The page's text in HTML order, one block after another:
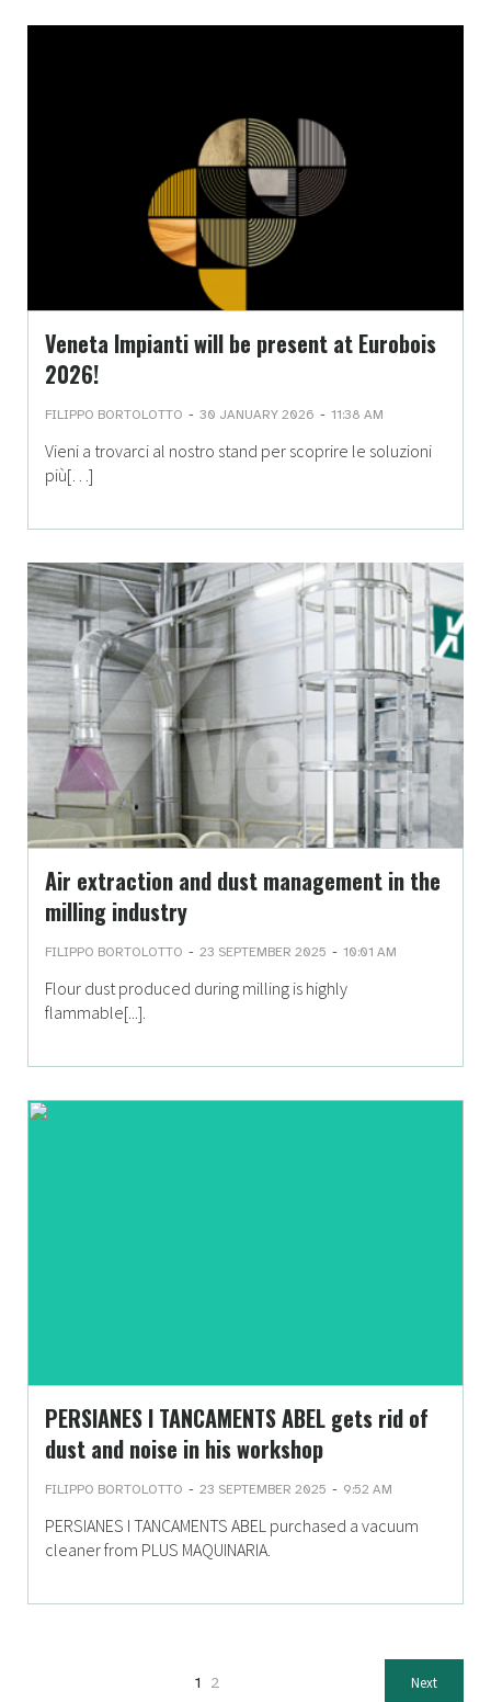
Veneta Impianti will be present at Eurobois
2026!
FILIPPO BORTOLOTTO - 30 JANUARY 2026 - 11:38 AM
Vieni a trovarci al nostro stand per scoprire le soluzioni
più[…]
Air extraction and dust management in the
milling industry
FILIPPO BORTOLOTTO - 23 SEPTEMBER 2025 - 10:01 AM
Flour dust produced during milling is highly
flammable[...].
PERSIANES I TANCAMENTS ABEL gets rid of
dust and noise in his workshop
FILIPPO BORTOLOTTO - 23 SEPTEMBER 2025 - 9:52 AM
PERSIANES I TANCAMENTS ABEL purchased a vacuum
cleaner from PLUS MAQUINARIA.
1 2 Next